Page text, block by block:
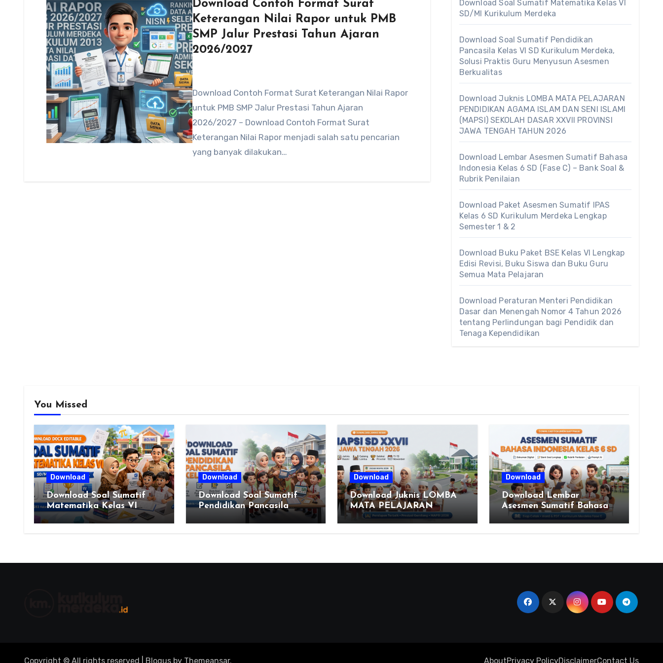
Download Contoh Format Surat
Keterangan Nilai Rapor untuk PMB
SMP Jalur Prestasi Tahun Ajaran
2026/2027
Download Contoh Format Surat Keterangan Nilai Rapor
untuk PMB SMP Jalur Prestasi Tahun Ajaran
2026/2027 – Download Contoh Format Surat
Keterangan Nilai Rapor menjadi salah satu pencarian
yang banyak dilakukan…
Download Soal Sumatif Matematika Kelas VI
SD/MI Kurikulum Merdeka
Download Soal Sumatif Pendidikan
Pancasila Kelas VI SD Kurikulum Merdeka,
Solusi Praktis Guru Menyusun Asesmen
Berkualitas
Download Juknis LOMBA MATA PELAJARAN
PENDIDIKAN AGAMA ISLAM DAN SENI ISLAMI
(MAPSI) SEKOLAH DASAR XXVII PROVINSI
JAWA TENGAH TAHUN 2026
Download Lembar Asesmen Sumatif Bahasa
Indonesia Kelas 6 SD (Fase C) – Bank Soal &
Rubrik Penilaian
Download Paket Asesmen Sumatif IPAS
Kelas 6 SD Kurikulum Merdeka Lengkap
Semester 1 & 2
Download Buku Paket BSE Kelas VI Lengkap
Edisi Revisi, Buku Siswa dan Buku Guru
Semua Mata Pelajaran
Download Peraturan Menteri Pendidikan
Dasar dan Menengah Nomor 4 Tahun 2026
tentang Perlindungan bagi Pendidik dan
Tenaga Kependidikan
You Missed
Download
Download Soal Sumatif
Matematika Kelas VI
SD/MI Kurikulum Merdeka
Download
Download Soal Sumatif
Pendidikan Pancasila
Kelas VI SD Kurikulum
Merdeka, Solusi Praktis
Download
Download Juknis LOMBA
MATA PELAJARAN
PENDIDIKAN AGAMA
ISLAM DAN SENI ISLAMI
Download
Download Lembar
Asesmen Sumatif Bahasa
Indonesia Kelas 6 SD
(Fase C) – Bank Soal &
Copyright © All rights reserved Blogus by Themeansar. AboutPrivacy PolicyDisclaimerContact Us